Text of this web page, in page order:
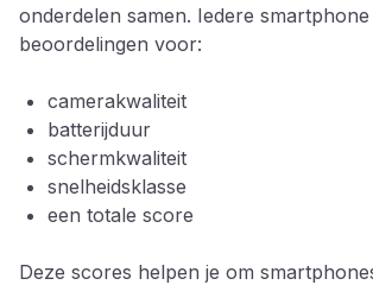
onderdelen samen. Iedere
beoordelingen voor:
camerakwaliteit
batterijduur
schermkwaliteit
snelheidsklasse
een totale score
Deze scores helpen je om